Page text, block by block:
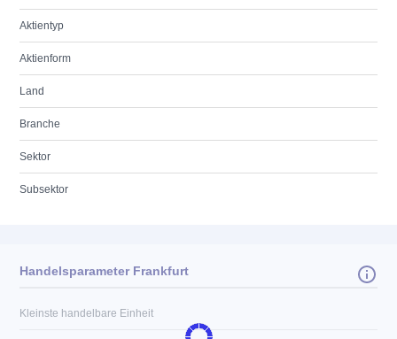
Aktientyp
Aktienform
Land
Branche
Sektor
Subsektor
Handelsparameter Frankfurt
Kleinste handelbare Einheit